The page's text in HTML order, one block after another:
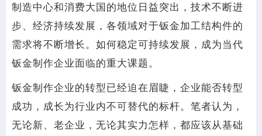
制造中心和消费大国的地位日益突出，技术不断进
步、经济持续发展，各领域对于钣金加工结构件的
需求将不断增长。如何稳定可持续发展，成为当代
钣金制作企业面临的重大课题。
钣金制作企业的转型已经迫在眉睫，企业能否转型
成功，成长为行业内不可替代的标杆。笔者认为，
无论新、老企业，无论其实力怎样，都应该从基础